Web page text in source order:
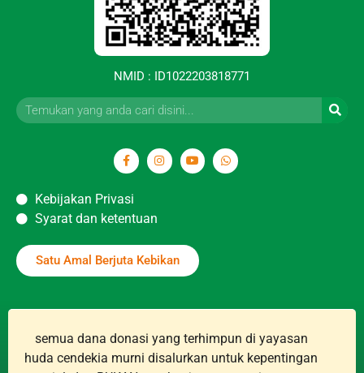
NMID : ID1022203818771
Kebijakan Privasi
Syarat dan ketentuan
Satu Amal Berjuta Kebikan
semua dana donasi yang terhimpun di yayasan
huda cendekia murni disalurkan untuk kepentingan